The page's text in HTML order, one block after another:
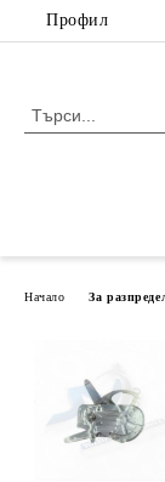
Профил
Начало За